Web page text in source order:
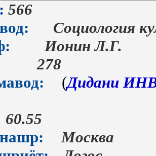
566
Социология
Ионин Л.Г.
278
(Дидани
60.55
Москва